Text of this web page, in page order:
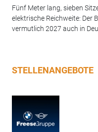
Fünf Meter lang, sieben
elektrische Reichweite: Der
vermutlich 2027 auch in
STELLENANGEBOTE